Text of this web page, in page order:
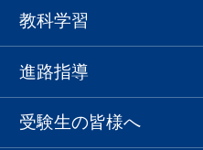
教科学習
進路指導
受験生の皆様へ